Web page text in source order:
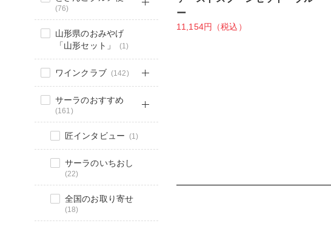
(76)
山形県のおみやげ
「山形セット」
(1)
ワインクラブ (142)
サーラのおすすめ
(161)
匠インタビュー (1)
サーラのいちおし
(22)
全国のお取り寄せ
(18)
ー
11,154円（税込）